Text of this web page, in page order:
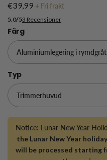
€39,99 +Fri frakt
3 Recensioner
5.0/5
Färg
Typ
Notice: Lunar New Year
the Lunar New Year
will be processed starting